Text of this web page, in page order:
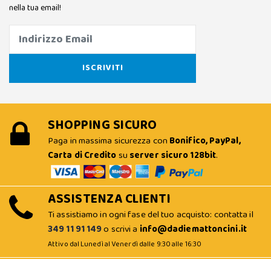
nella tua email!
SHOPPING SICURO
Paga in massima sicurezza con Bonifico, PayPal,
Carta di Creditosu server sicuro 128bit.
ASSISTENZA CLIENTI
Ti assistiamo in ogni fase del tuo acquisto: contatta il
349 11 91 149o scrivi a info@dadiemattoncini.it
Attivo dal Lunedì al Venerdì dalle 9:30 alle 16:30